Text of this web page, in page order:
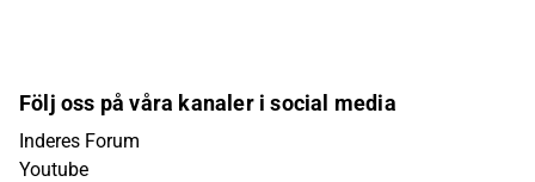
Följ oss på våra kanaler i social media
Inderes Forum
Youtube